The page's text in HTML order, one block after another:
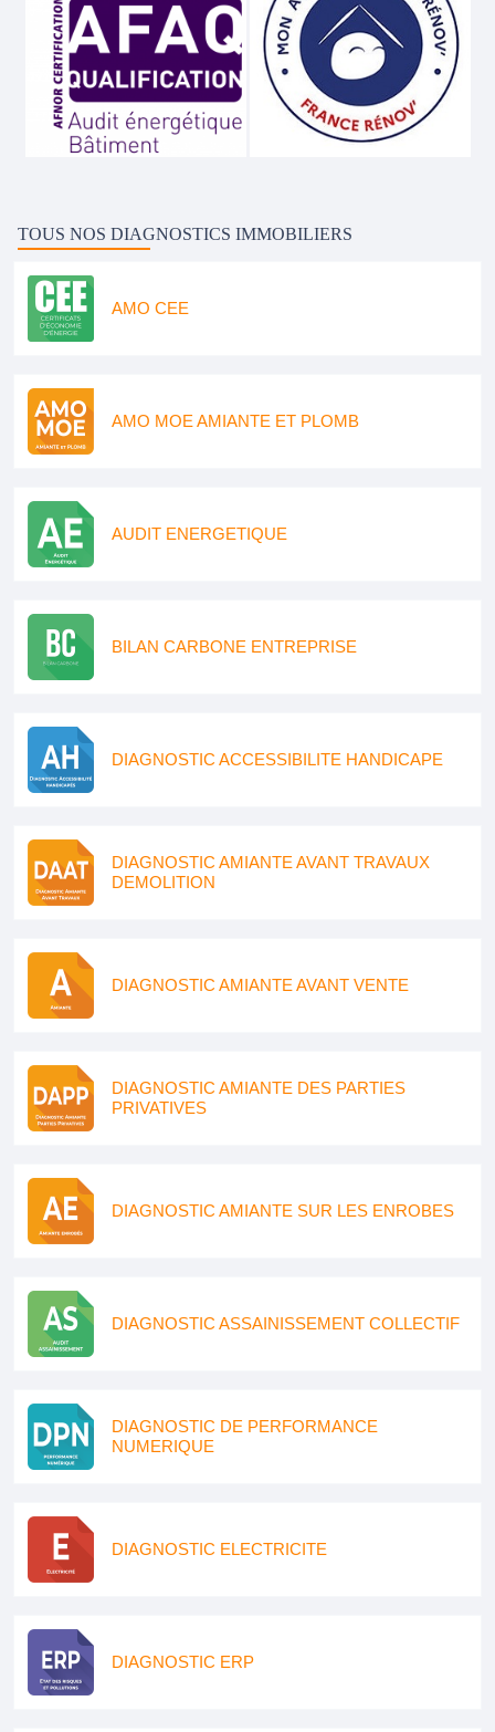
TOUS NOS DIAGNOSTICS IMMOBILIERS
AMO CEE
AMO MOE AMIANTE ET PLOMB
AUDIT ENERGETIQUE
BILAN CARBONE ENTREPRISE
DIAGNOSTIC ACCESSIBILITE HANDICAPE
DIAGNOSTIC AMIANTE AVANT TRAVAUX
DEMOLITION
DIAGNOSTIC AMIANTE AVANT VENTE
DIAGNOSTIC AMIANTE DES PARTIES
PRIVATIVES
DIAGNOSTIC AMIANTE SUR LES ENROBES
DIAGNOSTIC ASSAINISSEMENT COLLECTIF
DIAGNOSTIC DE PERFORMANCE
NUMERIQUE
DIAGNOSTIC ELECTRICITE
DIAGNOSTIC ERP